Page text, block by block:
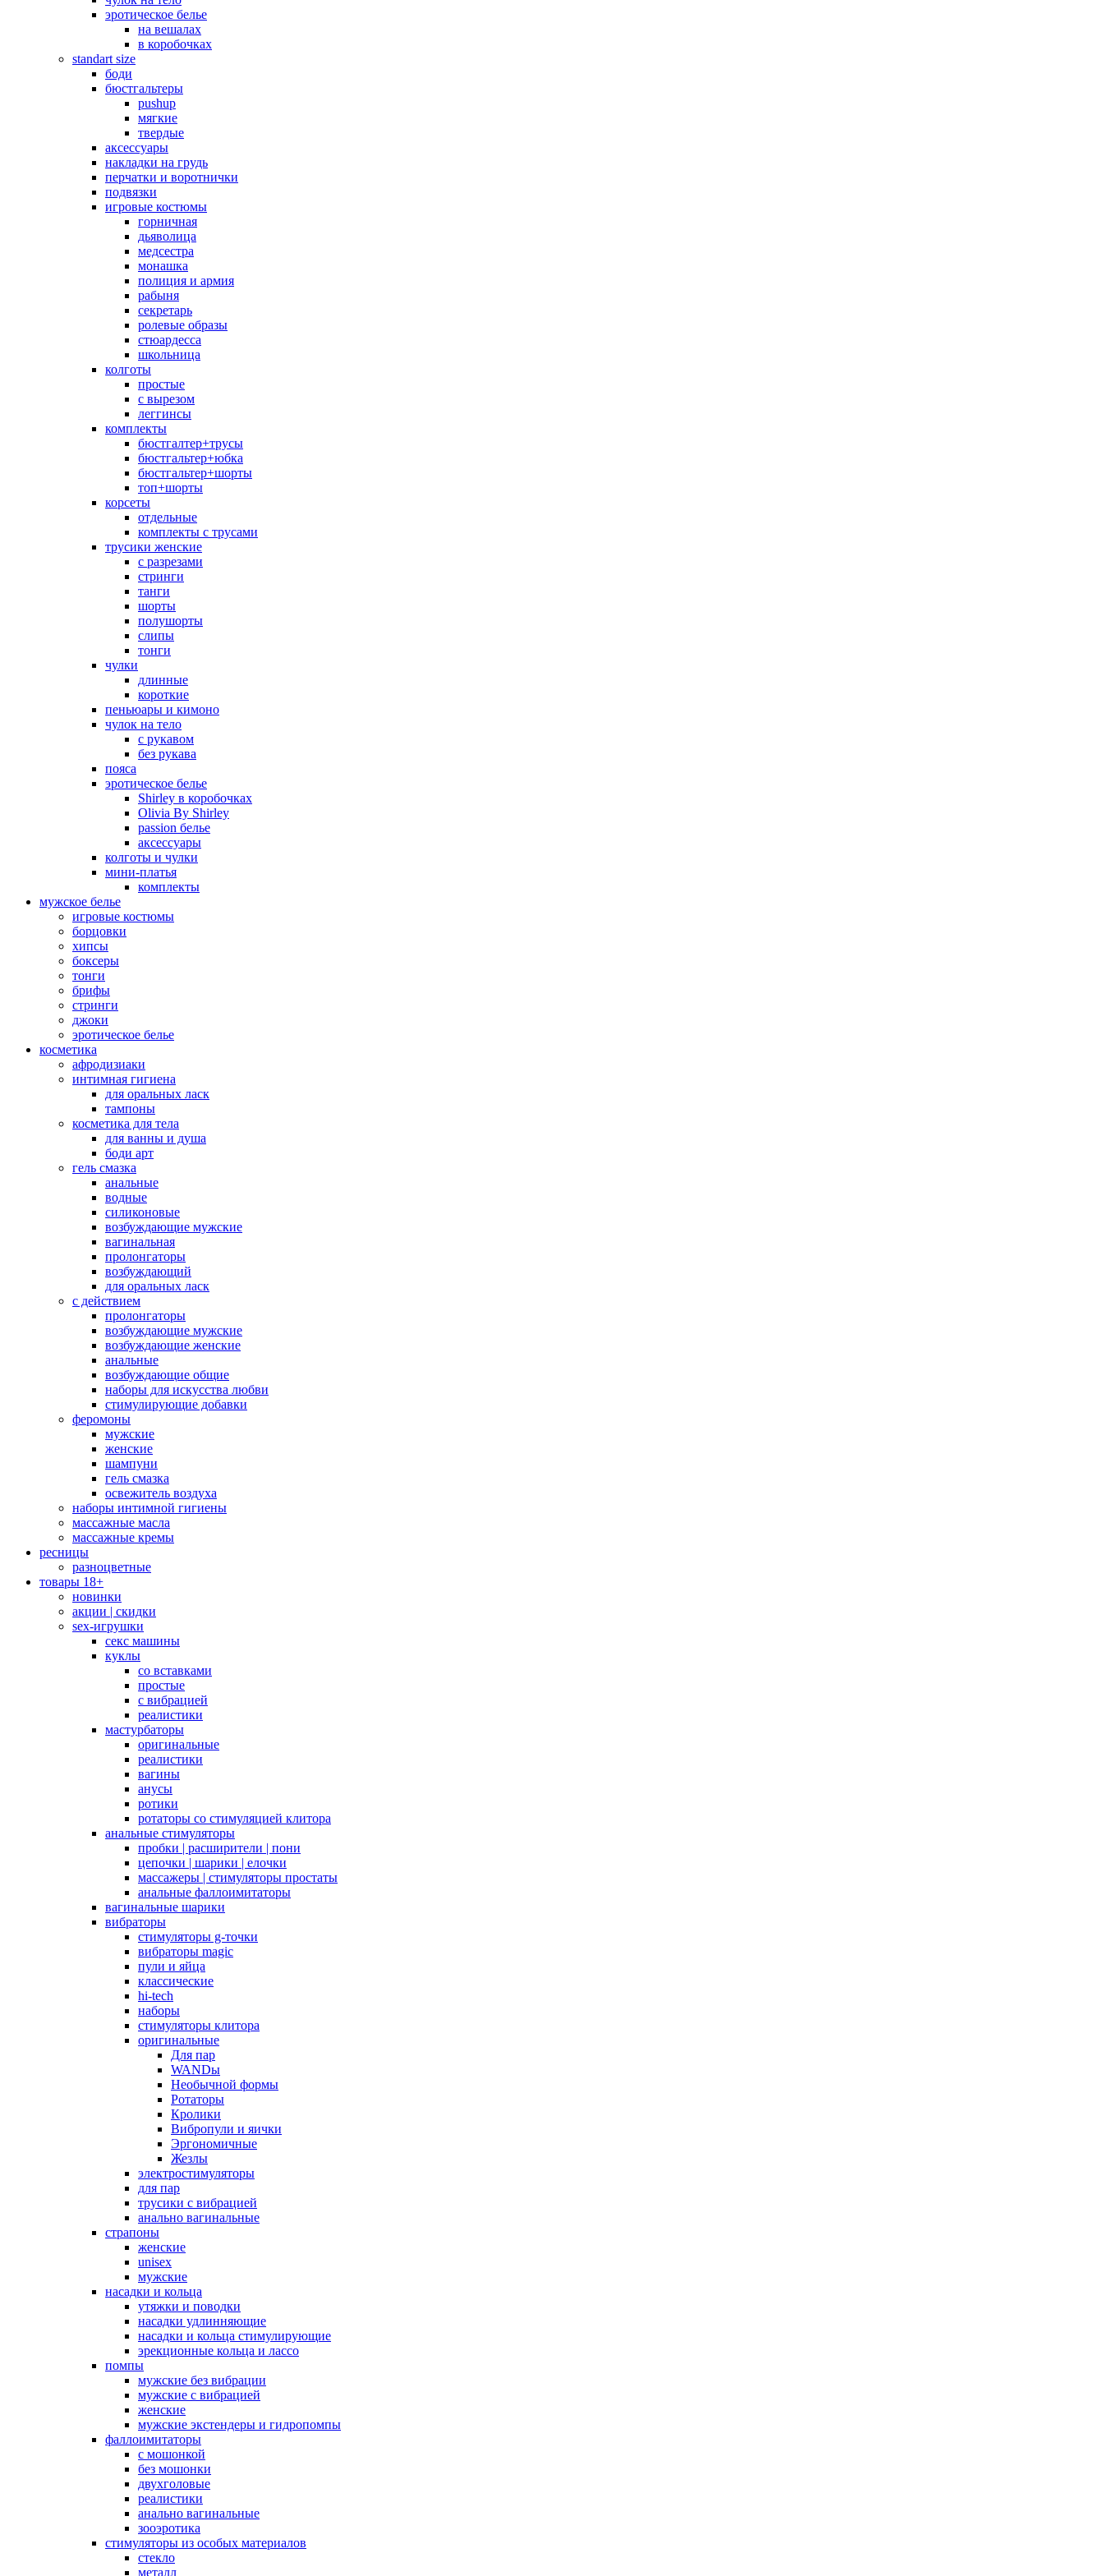
эротическое белье
на вешалах
в коробочках
standart size
боди
бюстгальтеры
pushup
мягкие
твердые
аксессуары
накладки на грудь
перчатки и воротнички
подвязки
игровые костюмы
горничная
дьяволица
медсестра
монашка
полиция и армия
рабыня
секретарь
ролевые образы
стюардесса
школьница
колготы
простые
с вырезом
леггинсы
комплекты
бюстгалтер+трусы
бюстгальтер+юбка
бюстгальтер+шорты
топ+шорты
корсеты
отдельные
комплекты с трусами
трусики женские
с разрезами
стринги
танги
шорты
полушорты
слипы
тонги
чулки
длинные
короткие
пеньюары и кимоно
чулок на тело
с рукавом
без рукава
пояса
эротическое белье
Shirley в коробочках
Olivia By Shirley
passion белье
аксессуары
колготы и чулки
мини-платья
комплекты
мужское белье
игровые костюмы
борцовки
хипсы
боксеры
тонги
брифы
стринги
джоки
эротическое белье
косметика
афродизиаки
интимная гигиена
для оральных ласк
тампоны
косметика для тела
для ванны и душа
боди арт
гель смазка
анальные
водные
силиконовые
возбуждающие мужские
вагинальная
пролонгаторы
возбуждающий
для оральных ласк
с действием
пролонгаторы
возбуждающие мужские
возбуждающие женские
анальные
возбуждающие общие
наборы для искусства любви
стимулирующие добавки
феромоны
мужские
женские
шампуни
гель смазка
освежитель воздуха
наборы интимной гигиены
массажные масла
массажные кремы
ресницы
разноцветные
товары 18+
новинки
акции | скидки
sex-игрушки
секс машины
куклы
со вставками
простые
с вибрацией
реалистики
мастурбаторы
оригинальные
реалистики
вагины
анусы
ротики
ротаторы со стимуляцией клитора
анальные стимуляторы
пробки | расширители | пони
цепочки | шарики | елочки
массажеры | стимуляторы простаты
анальные фаллоимитаторы
вагинальные шарики
вибраторы
стимуляторы g-точки
вибраторы magic
пули и яйца
классические
hi-tech
наборы
стимуляторы клитора
оригинальные
Для пар
WANDы
Необычной формы
Ротаторы
Кролики
Вибропули и яички
Эргономичные
Жезлы
электростимуляторы
для пар
трусики с вибрацией
анально вагинальные
страпоны
женские
unisex
мужские
насадки и кольца
утяжки и поводки
насадки удлинняющие
насадки и кольца стимулирующие
эрекционные кольца и лассо
помпы
мужские без вибрации
мужские с вибрацией
женские
мужские экстендеры и гидропомпы
фаллоимитаторы
с мошонкой
без мошонки
двухголовые
реалистики
анально вагинальные
зооэротика
стимуляторы из особых материалов
стекло
металл